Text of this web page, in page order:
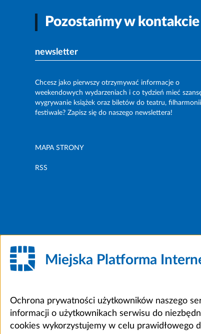
Pozostańmy w kontakcie
newsletter
Chcesz jako pierwszy otrzymywać informacje o
weekendowych wydarzeniach i co tydzień mieć
wygrywanie książek oraz biletów do teatru,
festiwale? Zapisz się do naszego newslettera!
MAPA STRONY
RSS
Miejska Platforma
Ochrona prywatności użytkowników naszego
informacji o użytkownikach serwisu do
cookies wykorzystujemy w celu prawidłowego